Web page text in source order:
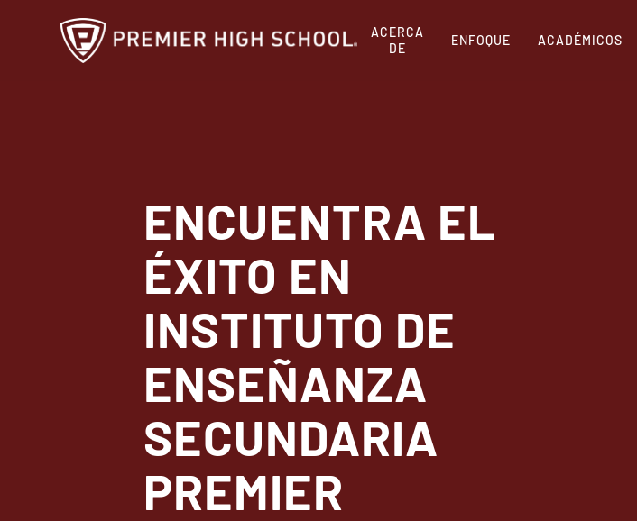
ACERCA
DE
ENFOQUE ACADÉMICOS
ENCUENTRA EL
ÉXITO EN
INSTITUTO DE
ENSEÑANZA
SECUNDARIA
PREMIER